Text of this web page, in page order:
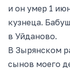
и он умер 1
кузнеца.
в Уйданово.
В Зырянском
сынов моего